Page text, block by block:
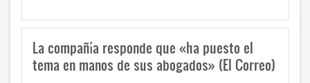
La compañía responde que «ha puesto el
tema en manos de sus abogados» (El Correo)